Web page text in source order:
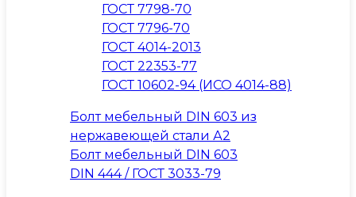
ГОСТ 7798-70
ГОСТ 7796-70
ГОСТ 4014-2013
ГОСТ 22353-77
ГОСТ 10602-94 (ИСО 4014-88)
Болт мебельный DIN 603 из
нержавеющей стали А2
Болт мебельный DIN 603
DIN 444 / ГОСТ 3033-79